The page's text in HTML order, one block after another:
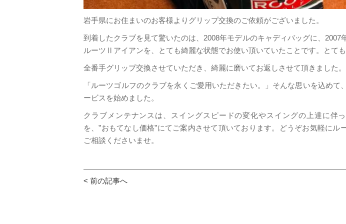
岩手県にお住まいのお客様よりグリップ交換のご依頼がございました。
到着したクラブを見て驚いたのは、2008年モデルのキャディバッグに、2007
ルーツⅡアイアンを、とても綺麗な状態でお使い頂いていたことです。とても
全番手グリップ交換させていただき、綺麗に磨いてお返しさせて頂きました。
「ルーツゴルフのクラブを永くご愛用いただきたい。」そんな思いを込めて
ービスを始めました。
クラブメンテナンスは、スイングスピードの変化やスイングの上達に伴
を、”おもてなし価格”にてご案内させて頂いております。どうぞお気軽にル
ご相談くださいませ。
< 前の記事へ